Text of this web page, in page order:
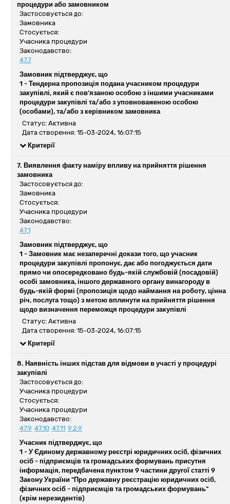
процедури або замовником
Застосовується до:
Замовника
Стосується:
Учасника процедури
Законодавство:
47.7
Замовник підтверджує, що
1 - Тендерна пропозиція подана учасником процедури
закупівлі, який є пов’язаною особою з іншими учасниками
процедури закупівлі та/або з уповноваженою особою
(особами), та/або з керівником замовника
Статус: Активна
Дата створення: 15-03-2024, 16:07:15
Критерії
7. Виявлення факту наміру впливу на прийняття рішення
замовника
Застосовується до:
Замовника
Стосується:
Учасника процедури
Законодавство:
47.1
Замовник підтверджує, що
1 - Замовник має незаперечні докази того, що учасник
процедури закупівлі пропонує, дає або погоджується дати
прямо чи опосередковано будь-якій службовій (посадовій)
особі замовника, іншого державного органу винагороду в
будь-якій формі (пропозиція щодо наймання на роботу, цінна
річ, послуга тощо) з метою вплинути на прийняття рішення
щодо визначення переможця процедури закупівлі
Статус: Активна
Дата створення: 15-03-2024, 16:07:15
Критерії
8. Наявність інших підстав для відмови в участі у процедурі
закупівлі
Застосовується до:
Учасника процедури
Стосується:
Учасника процедури
Законодавство:
47.9 47.10 47.11 9.2.9
Учасник підтверджує, що
1 - У Єдиному державному реєстрі юридичних осіб, фізичних
осіб - підприємців та громадських формувань присутня
інформація, передбачена пунктом 9 частини другої статті 9
Закону України "Про державну реєстрацію юридичних осіб,
фізичних осіб - підприємців та громадських формувань"
(крім нерезидентів)